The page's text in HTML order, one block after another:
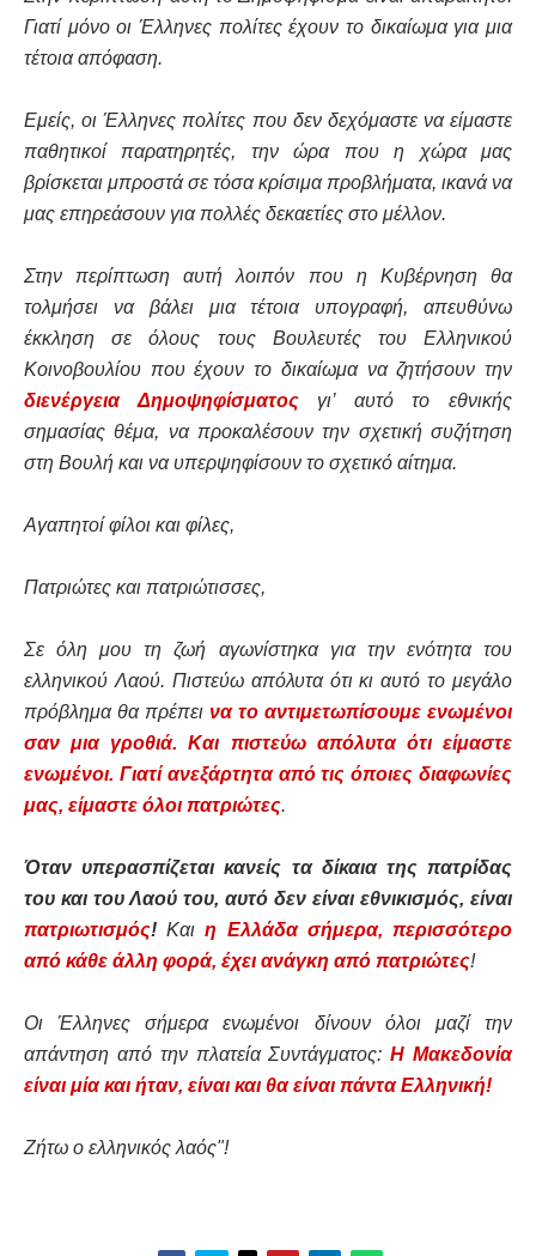
Γιατί μόνο οι Έλληνες πολίτες έχουν το δικαίωμα για μια
τέτοια απόφαση.
Εμείς, οι Έλληνες πολίτες που δεν δεχόμαστε να είμαστε
παθητικοί παρατηρητές, την ώρα που η χώρα μας
βρίσκεται μπροστά σε τόσα κρίσιμα προβλήματα, ικανά να
μας επηρεάσουν για πολλές δεκαετίες στο μέλλον.
Στην περίπτωση αυτή λοιπόν που η Κυβέρνηση θα
τολμήσει να βάλει μια τέτοια υπογραφή, απευθύνω
έκκληση σε όλους τους Βουλευτές του Ελληνικού
Κοινοβουλίου που έχουν το δικαίωμα να ζητήσουν την
διενέργεια Δημοψηφίσματοςγι’ αυτό το εθνικής
σημασίας θέμα, να προκαλέσουν την σχετική συζήτηση
στη Βουλή και να υπερψηφίσουν το σχετικό αίτημα.
Αγαπητοί φίλοι και φίλες,
Πατριώτες και πατριώτισσες,
Σε όλη μου τη ζωή αγωνίστηκα για την ενότητα του
ελληνικού Λαού. Πιστεύω απόλυτα ότι κι αυτό το μεγάλο
πρόβλημα θα πρέπει να το αντιμετωπίσουμε ενωμένοι
σαν μια γροθιά. Και πιστεύω απόλυτα ότι είμαστε
ενωμένοι. Γιατί ανεξάρτητα από τις όποιες διαφωνίες
μας, είμαστε όλοι πατριώτες.
Όταν υπερασπίζεται κανείς τα δίκαια της πατρίδας
του και του Λαού του, αυτό δεν είναι εθνικισμός, είναι
πατριωτισμός! Καιη Ελλάδα σήμερα, περισσότερο
από κάθε άλλη φορά, έχει ανάγκη από πατριώτες!
Οι Έλληνες σήμερα ενωμένοι δίνουν όλοι μαζί την
απάντηση από την πλατεία Συντάγματος:Η Μακεδονία
είναι μία και ήταν, είναι και θα είναι πάντα Ελληνική!
Ζήτω ο ελληνικός λαός"!